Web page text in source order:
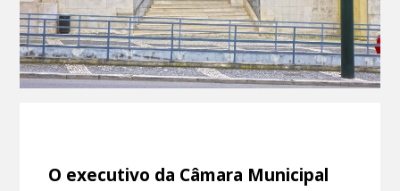
O executivo da Câmara Municipal